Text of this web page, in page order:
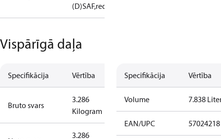
(D)SAF,red
Vispārīgā daļa
Specifikācija Vērtība
Bruto svars
3.286
Kilogram
3.286
Specifikācija Vērtība
Volume 7.838
EAN/UPC